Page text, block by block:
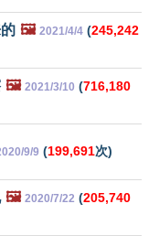
🖼️ 2021/4/4 (245,242
🖼️ 2021/3/10 (716,180
9/9 (199,691次)
🖼️ 2020/7/22 (205,740